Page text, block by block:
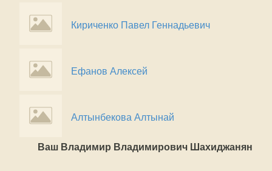
Кириченко Павел Геннадьевич
Ефанов Алексей
Алтынбекова Алтынай
Ваш Владимир Владимирович Шахиджанян